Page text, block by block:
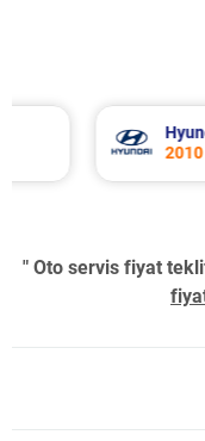
Hyundai
2010 Model
" Oto servis fiyat